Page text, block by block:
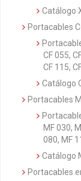
Catálogo
Portacables
CF 055,
CF 115,
Catálogo
Portacables
MF 030,
080, MF
Catálogo
Portacables